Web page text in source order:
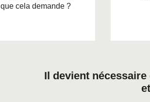
que cela demande ?
Il devient